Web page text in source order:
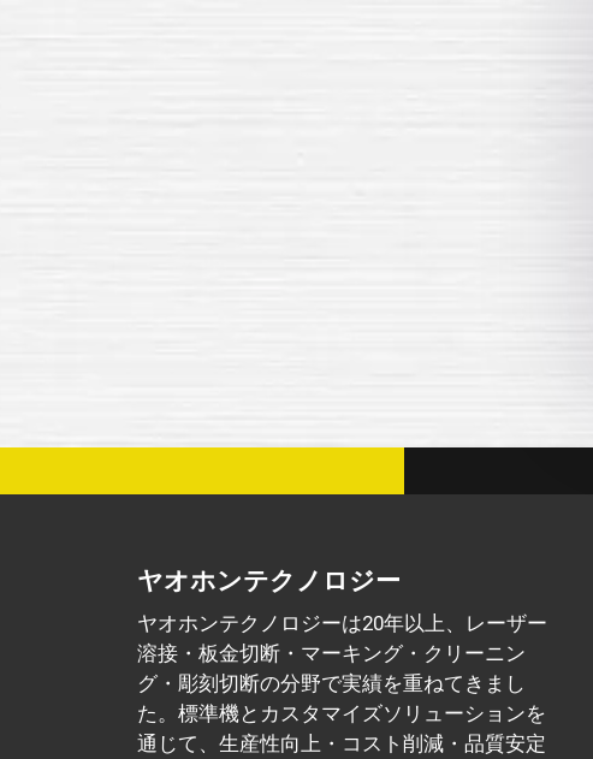
ヤオホンテクノロジー
ヤオホンテクノロジーは20年以上、レーザー
溶接・板金切断・マーキング・クリーニン
グ・彫刻切断の分野で実績を重ねてきまし
た。標準機とカスタマイズソリューションを
通じて、生産性向上・コスト削減・品質安定